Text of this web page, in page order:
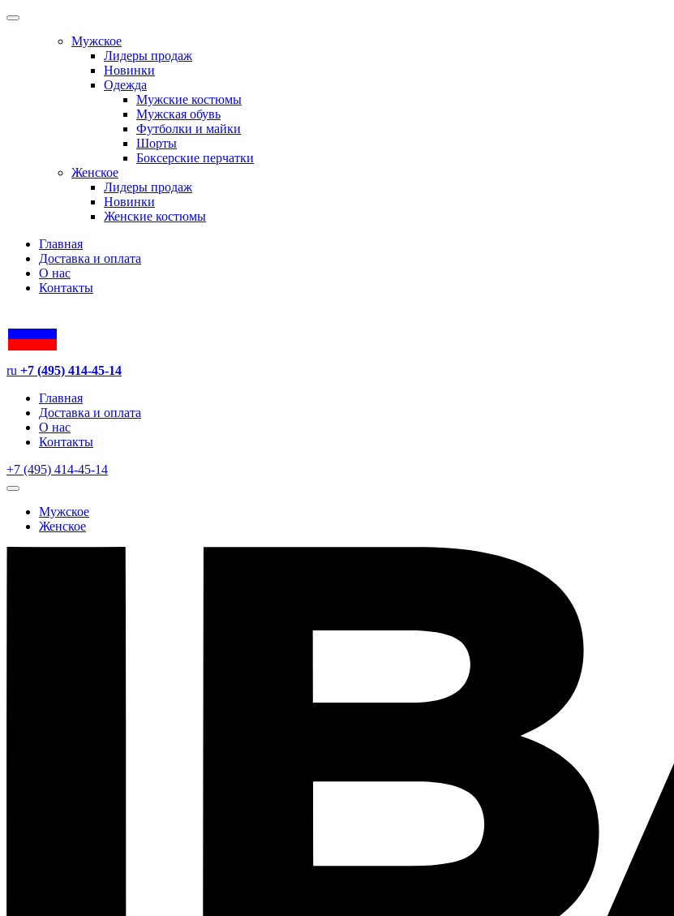
Мужское
Лидеры продаж
Новинки
Одежда
Мужские костюмы
Мужская обувь
Футболки и майки
Шорты
Боксерские перчатки
Женское
Лидеры продаж
Новинки
Женские костюмы
Главная
Доставка и оплата
О нас
Контакты
ru +7 (495) 414-45-14
Главная
Доставка и оплата
О нас
Контакты
+7 (495) 414-45-14
Мужское
Женское